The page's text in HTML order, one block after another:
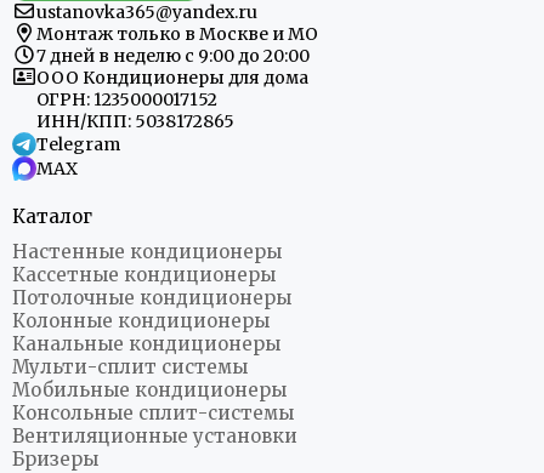
ustanovka365@yandex.ru
Монтаж только в Москве и МО
7 дней в неделю с 9:00 до 20:00
ООО Кондиционеры для дома
ОГРН: 1235000017152
ИНН/КПП: 5038172865
Telegram
MAX
Каталог
Настенные кондиционеры
Кассетные кондиционеры
Потолочные кондиционеры
Колонные кондиционеры
Канальные кондиционеры
Мульти-сплит системы
Мобильные кондиционеры
Консольные сплит-системы
Вентиляционные установки
Бризеры